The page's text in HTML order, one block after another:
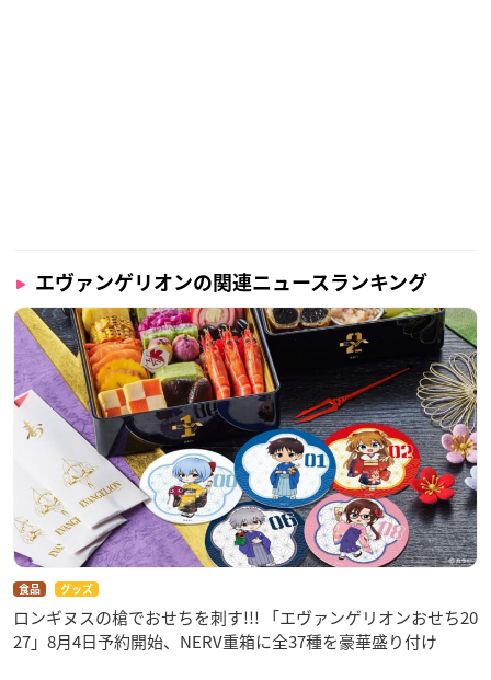
エヴァンゲリオンの関連ニュースランキング
食品 グッズ
ロンギヌスの槍でおせちを刺す!!! 「エヴァンゲリオンおせち20
27」8月4日予約開始、NERV重箱に全37種を豪華盛り付け